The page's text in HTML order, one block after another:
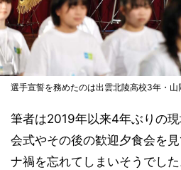
選手宣誓を務めたのは出雲北陵高校3年・山
筆者は2019年以来4年ぶりの
会式やその後の歓迎夕食会を
ナ禍を忘れてしまいそうでし